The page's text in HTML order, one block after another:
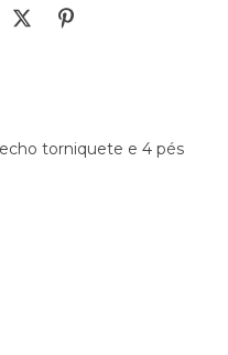
torniquete e 4 pés